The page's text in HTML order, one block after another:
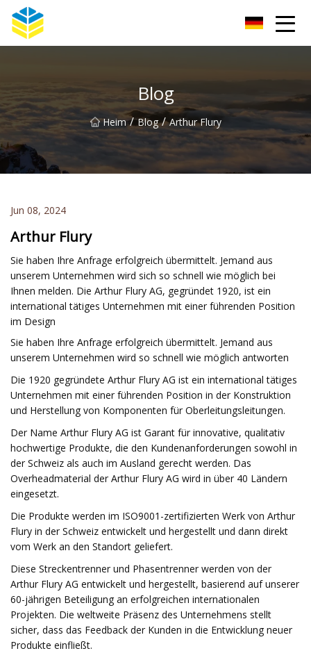
Blog
Heim / Blog / Arthur Flury
Jun 08, 2024
Arthur Flury
Sie haben Ihre Anfrage erfolgreich übermittelt. Jemand aus
unserem Unternehmen wird sich so schnell wie möglich bei
Ihnen melden. Die Arthur Flury AG, gegründet 1920, ist ein
international tätiges Unternehmen mit einer führenden Position
im Design
Sie haben Ihre Anfrage erfolgreich übermittelt. Jemand aus
unserem Unternehmen wird so schnell wie möglich antworten
Die 1920 gegründete Arthur Flury AG ist ein international tätiges
Unternehmen mit einer führenden Position in der Konstruktion
und Herstellung von Komponenten für Oberleitungsleitungen.
Der Name Arthur Flury AG ist Garant für innovative, qualitativ
hochwertige Produkte, die den Kundenanforderungen sowohl in
der Schweiz als auch im Ausland gerecht werden. Das
Overheadmaterial der Arthur Flury AG wird in über 40 Ländern
eingesetzt.
Die Produkte werden im ISO9001-zertifizierten Werk von Arthur
Flury in der Schweiz entwickelt und hergestellt und dann direkt
vom Werk an den Standort geliefert.
Diese Streckentrenner und Phasentrenner werden von der
Arthur Flury AG entwickelt und hergestellt, basierend auf unserer
60-jährigen Beteiligung an erfolgreichen internationalen
Projekten. Die weltweite Präsenz des Unternehmens stellt
sicher, dass das Feedback der Kunden in die Entwicklung neuer
Produkte einfließt.